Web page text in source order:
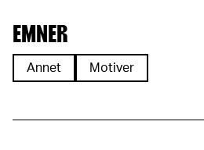
EMNER
Annet Motiver